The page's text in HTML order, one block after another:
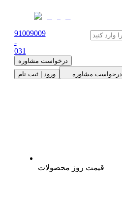
91009009
-
031
درخواست مشاوره
ورود | ثبت نام
درخواست مشاوره
قیمت روز محصولات